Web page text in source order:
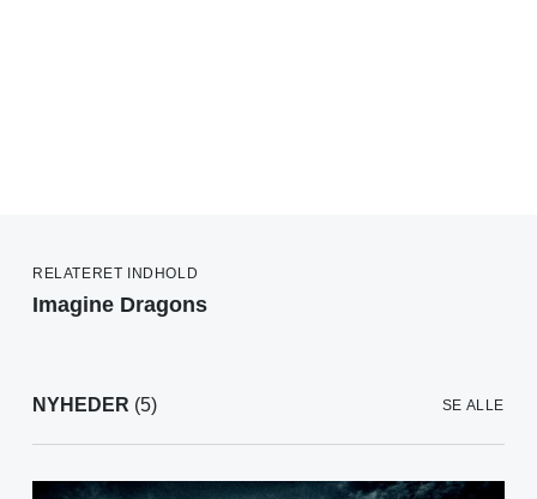
RELATERET INDHOLD
Imagine Dragons
NYHEDER (5) SE ALLE